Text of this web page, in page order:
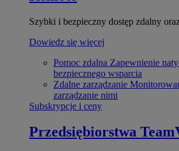
Szybki i bezpieczny dostęp zdalny
Dowiedz się więcej
Pomoc zdalna Zapewnienie
bezpiecznego wsparcia
Zdalne zarządzanie
zarządzanie nimi
Subskrypcje i ceny
Przedsiębiorstwa